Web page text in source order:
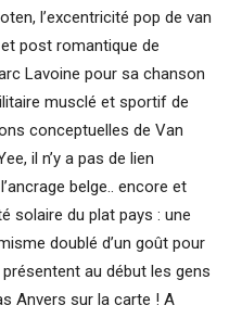
l’excentricité pop de van
post romantique de
Lavoine pour sa chanson
musclé et sportif de
conceptuelles de Van
il n’y a pas de lien
belge.. encore et
solaire du plat pays : une
doublé d’un goût pour
présentent au début les gens
Anvers sur la carte ! A